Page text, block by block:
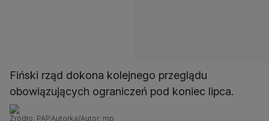
Fiński rząd dokona kolejnego przeglądu
obowiązujących ograniczeń pod koniec lipca.
Źródło: PAPAutorka/Autor: mp